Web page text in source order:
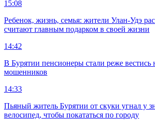
15:08
Ребенок, жизнь, семья: жители Улан-Удэ
считают главным подарком в своей жизни
14:42
В Бурятии пенсионеры стали реже вестись
мошенников
14:33
Пьяный житель Бурятии от скуки угнал у
велосипед, чтобы покататься по городу